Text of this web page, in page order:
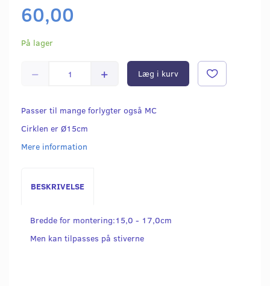
60,00
På lager
Læg i kurv
Passer til mange forlygter også MC
Cirklen er Ø15cm
Mere information
BESKRIVELSE
Bredde for montering:15,0 - 17,0cm
Men kan tilpasses på stiverne